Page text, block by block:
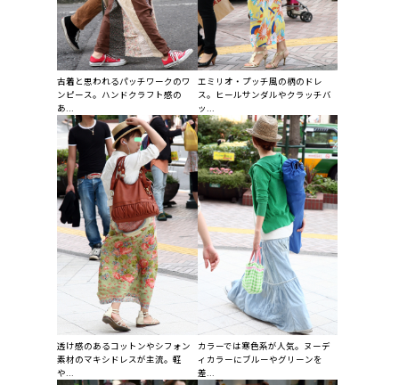
古着と思われるパッチワークのワ
ンピース。ハンドクラフト感の
あ...
エミリオ・プッチ風の柄のドレ
ス。ヒールサンダルやクラッチバ
ッ...
透け感のあるコットンやシフォン
素材のマキシドレスが主流。軽
や...
カラーでは寒色系が人気。ヌーデ
ィカラーにブルーやグリーンを
差...